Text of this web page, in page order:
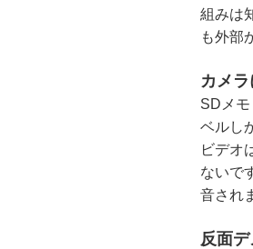
組みは
も外部
カメ
SDメ
ベルし
ビデオ
ないで
音され
反面